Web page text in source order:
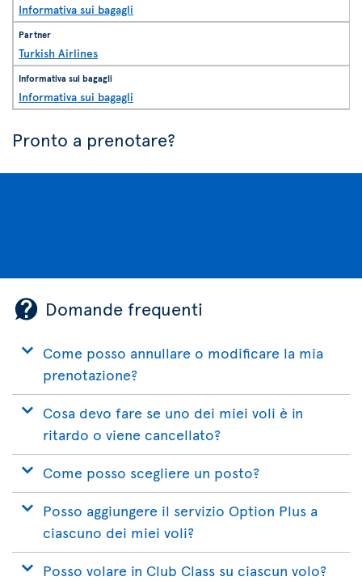
Informativa sui bagagli
Turkish Airlines
Informativa sui bagagli
Pronto a prenotare?
Domande frequenti
Come posso annullare o modificare la mia
prenotazione?
Cosa devo fare se uno dei miei voli è in
ritardo o viene cancellato?
Come posso scegliere un posto?
Posso aggiungere il servizio Option Plus a
ciascuno dei miei voli?
Posso volare in Club Class su ciascun volo?